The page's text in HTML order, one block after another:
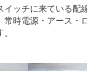
イッチに来ている配
常時電源・アース・